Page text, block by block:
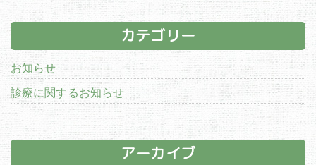
カテゴリー
お知らせ
診療に関するお知らせ
アーカイブ